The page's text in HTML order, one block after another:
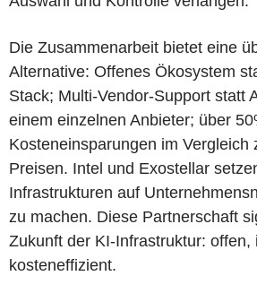
Die Zusammenarbeit bietet eine
Alternative: Offenes Ökosystem
Stack; Multi-Vendor-Support statt
einem einzelnen Anbieter; über
Kosteneinsparungen im Vergleich
Preisen. Intel und Exostellar
Infrastrukturen auf
zu machen. Diese Partnerschaft
Zukunft der KI-Infrastruktur: offen,
kosteneffizient.